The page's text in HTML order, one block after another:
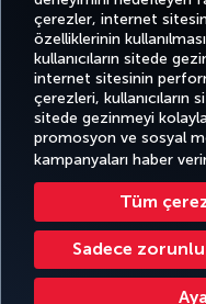
çerezler, internet
özelliklerinin
kullanıcıların sitede
internet sitesinin
çerezleri, kullanıcıların
sitede gezinmeyi
promosyon ve sosyal
kampanyaları haber
Tüm
Sadece
Twitter
BİLET
AL VE
YÖNET
DENEYİM
VE
Bilgi Toplumu Hizmetleri Erişilebilirlik
Türk Hava